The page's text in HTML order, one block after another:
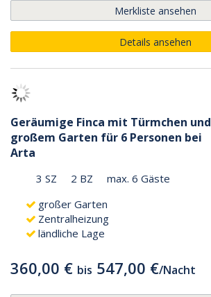
Merkliste ansehen
Details ansehen
Geräumige Finca mit Türmchen und
großem Garten für 6 Personen bei
Arta
3 SZ 2 BZ
max. 6 Gäste
großer Garten
Zentralheizung
ländliche Lage
360,00 € bis 547,00 €/Nacht